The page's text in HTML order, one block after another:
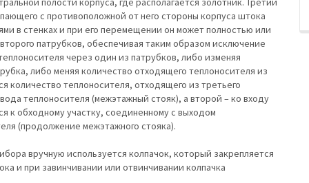
с противоположной от него стороны корпуса штока
в стенках и при его перемещении он может полностью или
патрубков, обеспечивая таким образом исключение
через один из патрубков, либо изменяя
либо меняя количество отходящего теплоносителя из
количество теплоносителя, отходящего из третьего
теплоносителя (межэтажный стояк), а второй – ко входу
к обходному участку, соединенному с выходом
(продолжение межэтажного стояка).
вручную используется колпачок, который закрепляется
и при завинчивании или отвинчивании колпачка